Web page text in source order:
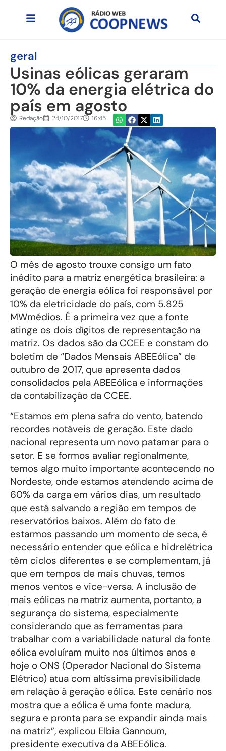
geral
Usinas eólicas geraram
10% da energia elétrica do
país em agosto
Redação 24/10/2017 16:45
O mês de agosto trouxe consigo um fato
inédito para a matriz energética brasileira: a
geração de energia eólica foi responsável por
10% da eletricidade do país, com 5.825
MWmédios. É a primeira vez que a fonte
atinge os dois dígitos de representação na
matriz. Os dados são da CCEE e constam do
boletim de “Dados Mensais ABEEólica” de
outubro de 2017, que apresenta dados
consolidados pela ABEEólica e informações
da contabilização da CCEE.
“Estamos em plena safra do vento, batendo
recordes notáveis de geração. Este dado
nacional representa um novo patamar para o
setor. E se formos avaliar regionalmente,
temos algo muito importante acontecendo no
Nordeste, onde estamos atendendo acima de
60% da carga em vários dias, um resultado
que está salvando a região em tempos de
reservatórios baixos. Além do fato de
estarmos passando um momento de seca, é
necessário entender que eólica e hidrelétrica
têm ciclos diferentes e se complementam, já
que em tempos de mais chuvas, temos
menos ventos e vice-versa. A inclusão de
mais eólicas na matriz aumenta, portanto, a
segurança do sistema, especialmente
considerando que as ferramentas para
trabalhar com a variabilidade natural da fonte
eólica evoluíram muito nos últimos anos e
hoje o ONS (Operador Nacional do Sistema
Elétrico) atua com altíssima previsibilidade
em relação à geração eólica. Este cenário nos
mostra que a eólica é uma fonte madura,
segura e pronta para se expandir ainda mais
na matriz”, explicou Elbia Gannoum,
presidente executiva da ABEEólica.